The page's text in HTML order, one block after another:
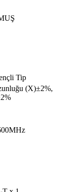
Tip
(X)±2%,